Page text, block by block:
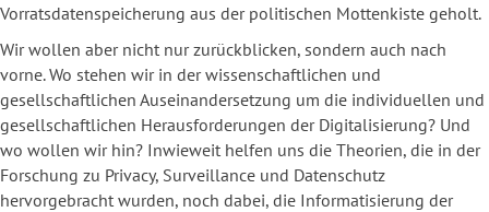
Vorratsdatenspeicherung aus der politischen Mottenkiste geholt.
Wir wollen aber nicht nur zurückblicken, sondern auch nach
vorne. Wo stehen wir in der wissenschaftlichen und
gesellschaftlichen Auseinandersetzung um die individuellen und
gesellschaftlichen Herausforderungen der Digitalisierung? Und
wo wollen wir hin? Inwieweit helfen uns die Theorien, die in der
Forschung zu Privacy, Surveillance und Datenschutz
hervorgebracht wurden, noch dabei, die Informatisierung der